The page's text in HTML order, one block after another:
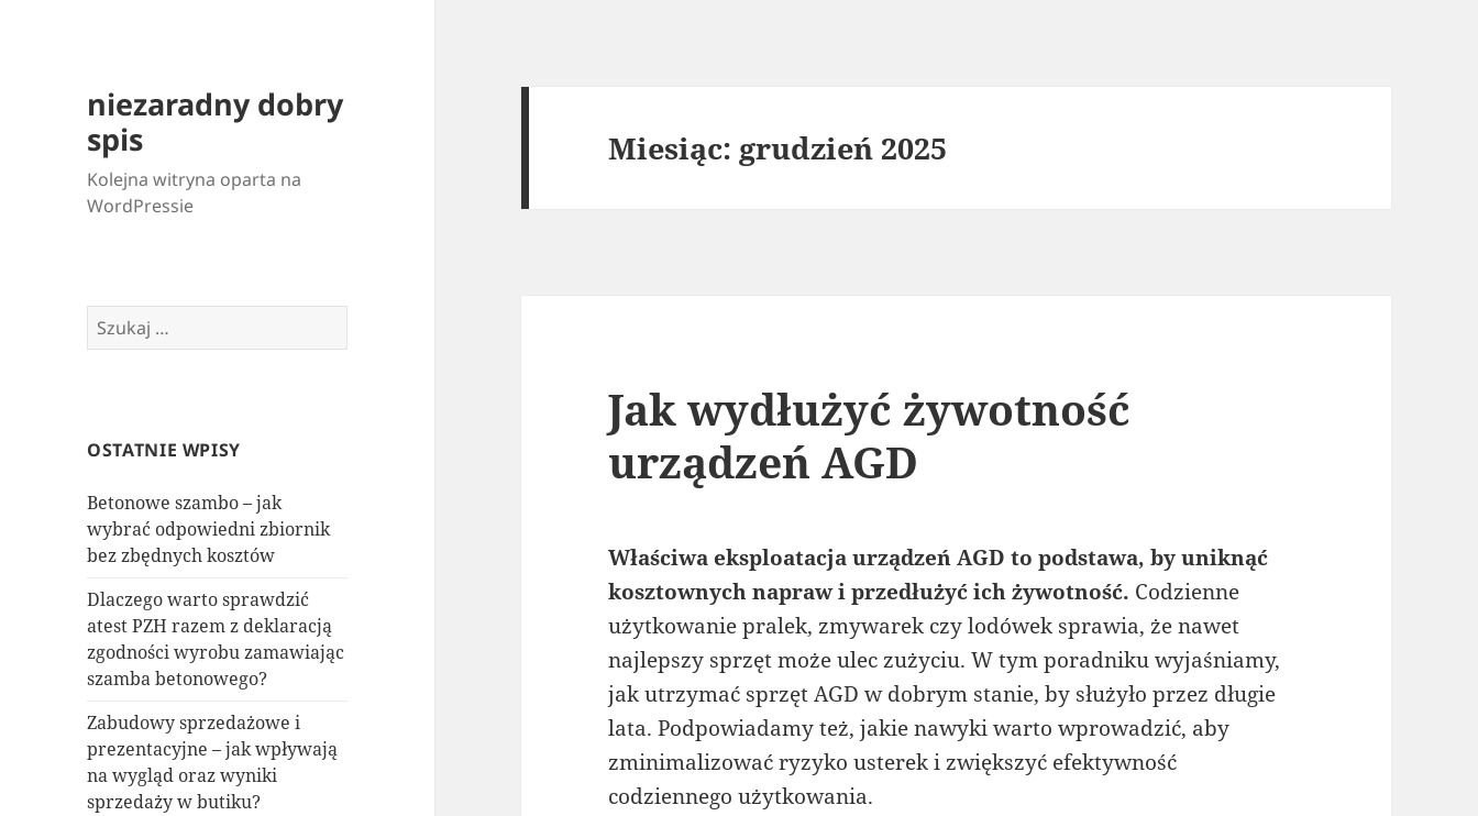
niezaradny dobry
spis
Kolejna witryna oparta na
WordPressie
Szukaj:
OSTATNIE WPISY
Betonowe szambo – jak
wybrać odpowiedni zbiornik
bez zbędnych kosztów
Dlaczego warto sprawdzić
atest PZH razem z deklaracją
zgodności wyrobu zamawiając
szamba betonowego?
Zabudowy sprzedażowe i
prezentacyjne – jak wpływają
na wygląd oraz wyniki
sprzedaży w butiku?
Miesiąc: grudzień 2025
Jak wydłużyć żywotność
urządzeń AGD
Właściwa eksploatacja urządzeń AGD to podstawa, by uniknąć
kosztownych napraw i przedłużyć ich żywotność. Codzienne
użytkowanie pralek, zmywarek czy lodówek sprawia, że nawet
najlepszy sprzęt może ulec zużyciu. W tym poradniku wyjaśniamy,
jak utrzymać sprzęt AGD w dobrym stanie, by służyło przez długie
lata. Podpowiadamy też, jakie nawyki warto wprowadzić, aby
zminimalizować ryzyko usterek i zwiększyć efektywność
codziennego użytkowania.